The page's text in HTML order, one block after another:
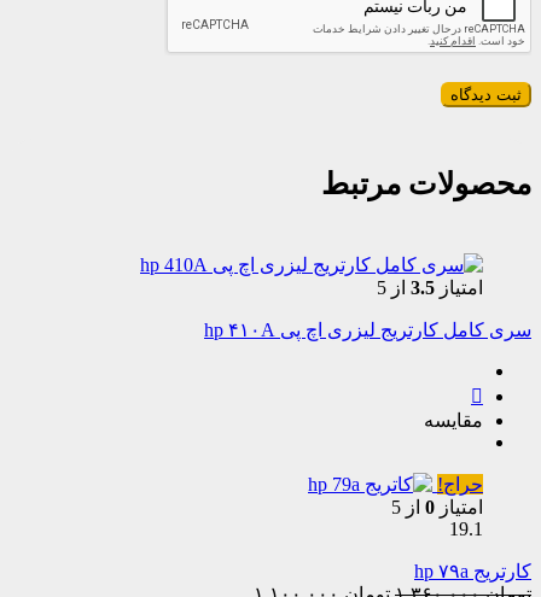
محصولات مرتبط
امتیاز 3.5 از 5
سری کامل کارتریج لیزری اچ پی hp ۴۱۰A
مقایسه
حراج!
امتیاز 0 از 5
19.1
کارتریج hp ۷۹a
Original